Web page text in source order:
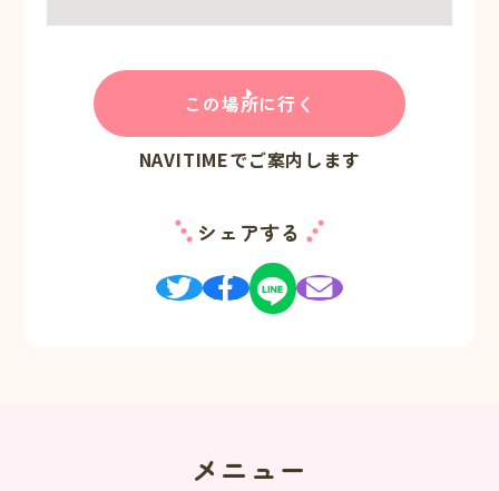
この場所に行く
NAVITIMEでご案内します
シェアする
メニュー